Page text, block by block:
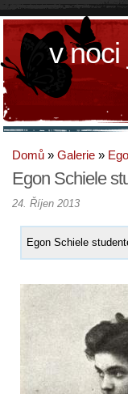
v noci
Domů » Galerie »
Egon Schiele
24. Říjen 2013
Egon Schiele